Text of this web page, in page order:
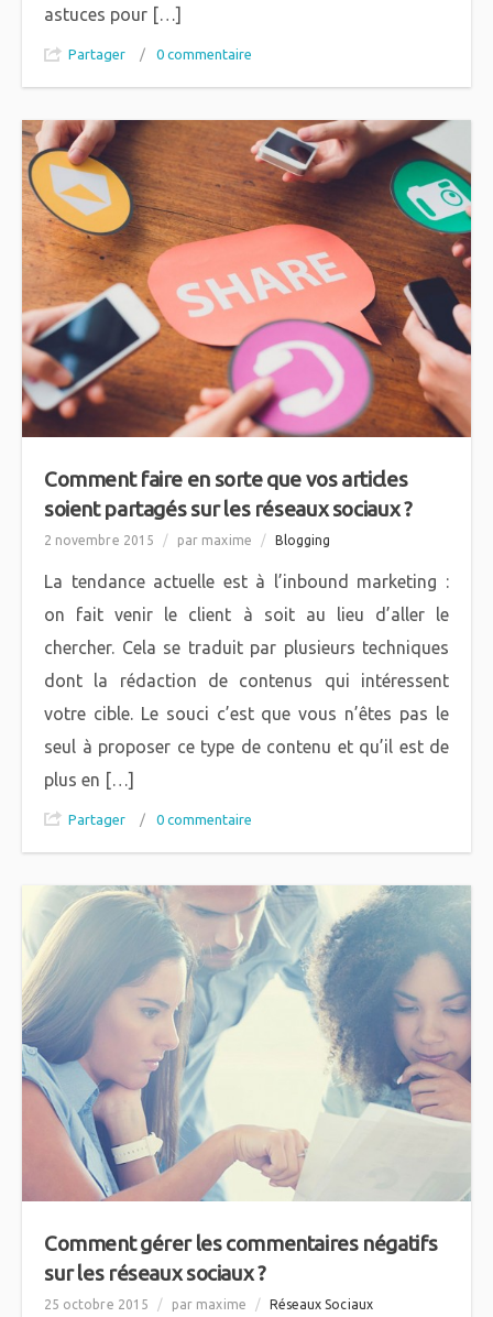
astuces pour […]
Partager / 0 commentaire
Comment faire en sorte que vos articles
soient partagés sur les réseaux sociaux ?
2 novembre 2015 / par maxime / Blogging
La tendance actuelle est à l’inbound marketing :
on fait venir le client à soit au lieu d’aller le
chercher. Cela se traduit par plusieurs techniques
dont la rédaction de contenus qui intéressent
votre cible. Le souci c’est que vous n’êtes pas le
seul à proposer ce type de contenu et qu’il est de
plus en […]
Partager / 0 commentaire
Comment gérer les commentaires négatifs
sur les réseaux sociaux ?
25 octobre 2015 / par maxime / Réseaux Sociaux